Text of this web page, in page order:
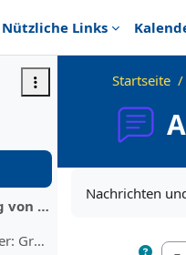
Nützliche Links
Seminar: Visualisierung von Graphen
Thema in diesem Semester: Graphenzeichnen In di...
Startseite
Nachrichten